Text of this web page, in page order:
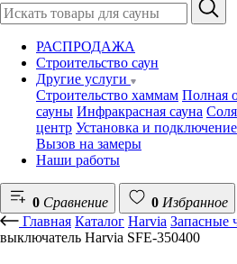
РАСПРОДАЖА
Строительство саун
Другие услуги
Строительство хаммам Полная
сауны Инфракрасная сауна
центр Установка и подключение
Вызов на замеры
Наши работы
0 Сравнение 0 Избранное
Главная Каталог Harvia Запасные
выключатель Harvia SFE-350400